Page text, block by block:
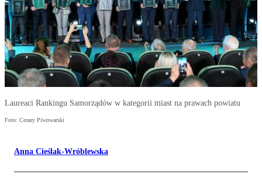
Laureaci Rankingu Samorządów w kategorii miast na prawach powiatu
Foto: Cezary Piwowarski
Anna Cieślak-Wróblewska